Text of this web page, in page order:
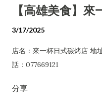
【高雄美食】
3/17/2025
店名：來一杯日式碳烤店 地
話：077669121
分享